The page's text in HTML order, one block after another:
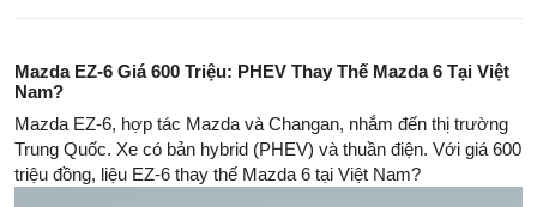
Mazda EZ-6 Giá 600 Triệu: PHEV Thay Thế Mazda 6 Tại Việt
Nam?
Mazda EZ-6, hợp tác Mazda và Changan, nhắm đến thị trường
Trung Quốc. Xe có bản hybrid (PHEV) và thuần điện. Với giá 600
triệu đồng, liệu EZ-6 thay thế Mazda 6 tại Việt Nam?